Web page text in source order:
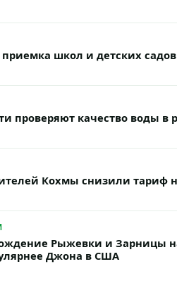
школ и детских садов
проверяют качество воды в
Кохмы снизили тариф
Рыжевки и Зарницы
Джона в США